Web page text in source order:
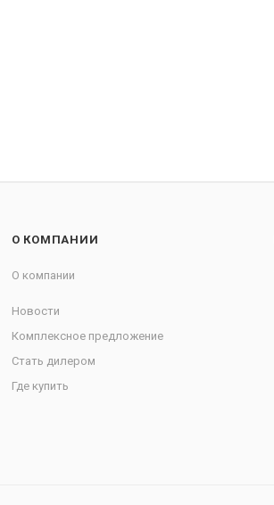
О КОМПАНИИ
О компании
Новости
Комплексное предложение
Стать дилером
Где купить